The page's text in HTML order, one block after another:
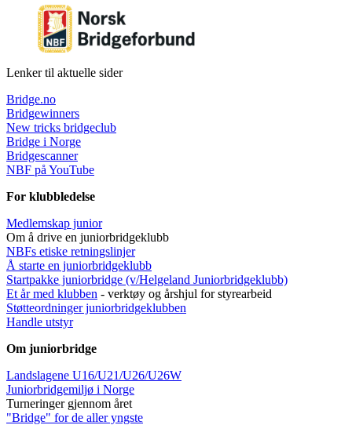
Lenker til aktuelle sider
Bridge.no
Bridgewinners
New tricks bridgeclub
Bridge i Norge
Bridgescanner
NBF på YouTube
For klubbledelse
Medlemskap junior
Om å drive en juniorbridgeklubb
NBFs etiske retningslinjer
Å starte en juniorbridgeklubb
Startpakke juniorbridge (v/Helgeland Juniorbridgeklubb)
Et år med klubben - verktøy og årshjul for styrearbeid
Støtteordninger juniorbridgeklubben
Handle utstyr
Om juniorbridge
Landslagene U16/U21/U26/U26W
Juniorbridgemiljø i Norge
Turneringer gjennom året
"Bridge" for de aller yngste